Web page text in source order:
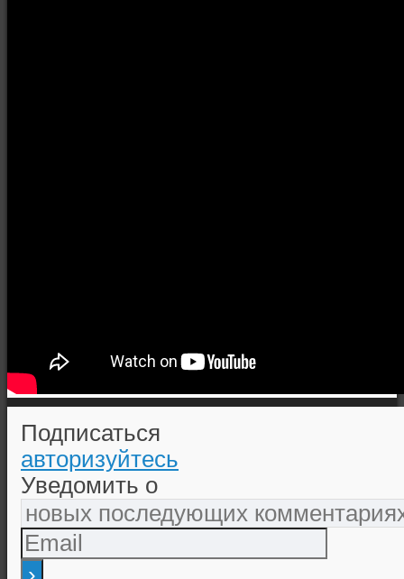
Подписаться
авторизуйтесь
Уведомить о